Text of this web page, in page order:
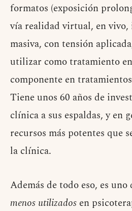
formatos (exposición
vía realidad virtual, en
masiva, con tensión
utilizar como tratamiento
componente en
Tiene unos 60 años de
clínica a sus espaldas, y en
recursos más potentes que
la clínica.
Además de todo eso, es uno
menos utilizados en